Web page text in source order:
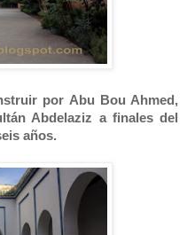
por Abu Bou Ahmed,
Abdelaziz a finales del
años.